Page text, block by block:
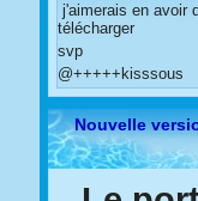
j'aimerais en avoir
télécharger
svp
@+++++kisssous
Nouvelle